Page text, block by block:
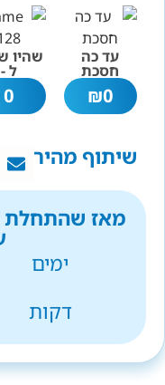
עד כה
חסכת
0
₪
שהיו
ל -
0
שיתוף מהיר
מאז שהתחלת
ימים
דקות